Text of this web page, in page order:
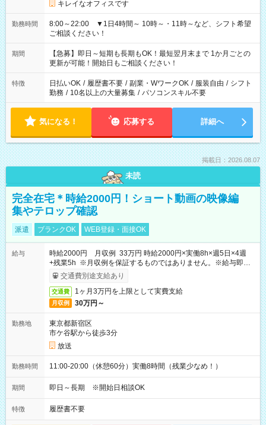
キレイなオフィスです
勤務時間
8:00～22:00 ▼1日4時間～ 10時～・11時～など、シフト希望
ご相談ください！
期間
【急募】即日～短期も長期もOK！最短翌月末まで 1か月ごとの
更新が可能！開始日もご相談ください！
特徴 日払いOK / 履歴書不要 / 副業・WワークOK / 服装自由 / シフト
勤務 / 10名以上の大量募集 / パソコンスキル不要
気になる！ 応募する 詳細へ
掲載日：2026.08.07
未読
完全在宅＊時給2000円！ショート動画の映像編
集やテロップ確認
派遣 ブランクOK WEB登録・面接OK
給与
時給2000円 月収例 33万円 時給2000円×実働8h×週5日×4週
+残業5h ※月収例を保証するものではありません。※給与即受
取りサービス利用可（利用条件有）
交通費別途支給あり
交通費 1ヶ月3万円を上限として実費支給
月収例 30万円～
勤務地
東京都新宿区
市ケ谷駅から徒歩3分
放送
勤務時間 11:00-20:00（休憩60分）実働8時間（残業少なめ！）
期間 即日～長期 ※開始日相談OK
特徴 履歴書不要